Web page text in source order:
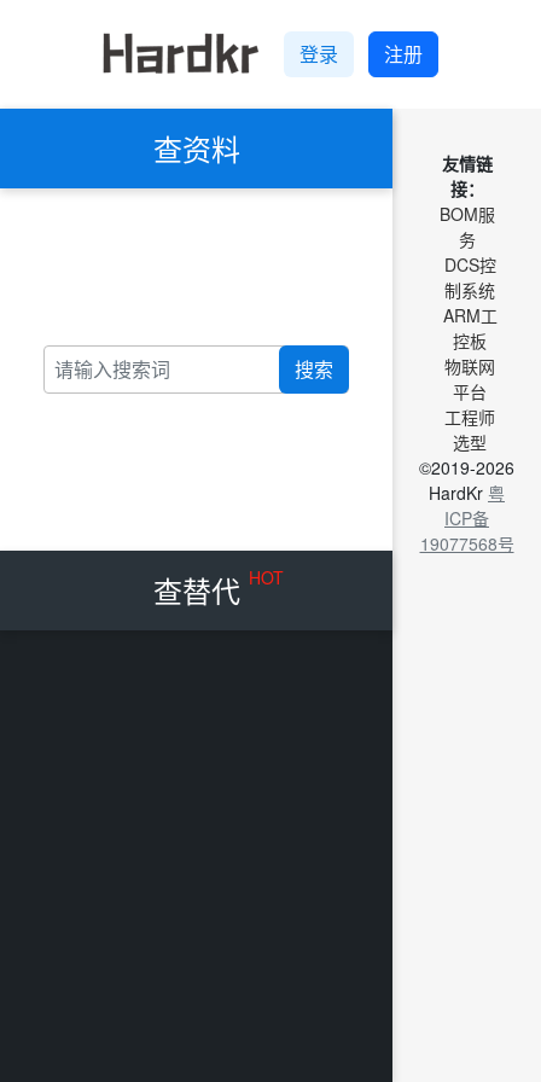
登录 注册
查资料
搜索
查替代 HOT
友情链
接：
BOM服
务
DCS控
制系统
ARM工
控板
物联网
平台
工程师
选型
©2019-2026
HardKr 粤
ICP备
19077568号